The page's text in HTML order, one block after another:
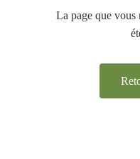
La page que vous